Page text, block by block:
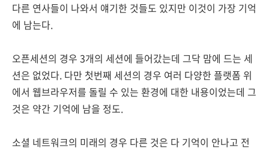
다른 연사들이 나와서 얘기한 것들도 있지만 이것이 가장 기억
에 남는다.
오픈세션의 경우 3개의 세션에 들어갔는데 그닥 맘에 드는 세
션은 없었다. 다만 첫번째 세션의 경우 여러 다양한 플랫폼 위
에서 웹브라우저를 돌릴 수 있는 환경에 대한 내용이었는데 그
것은 약간 기억에 남을 정도.
소셜 네트워크의 미래의 경우 다른 것은 다 기억이 안나고 전